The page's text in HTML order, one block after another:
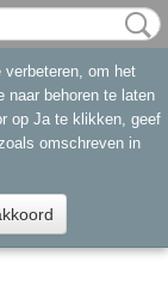
om het
naar behoren te laten
op Ja te klikken, geef
omschreven in